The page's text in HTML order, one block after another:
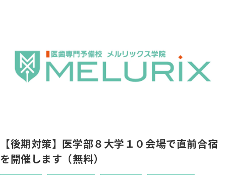
【後期対策】医学部８大学１０会場で直前合宿
を開催します（無料）